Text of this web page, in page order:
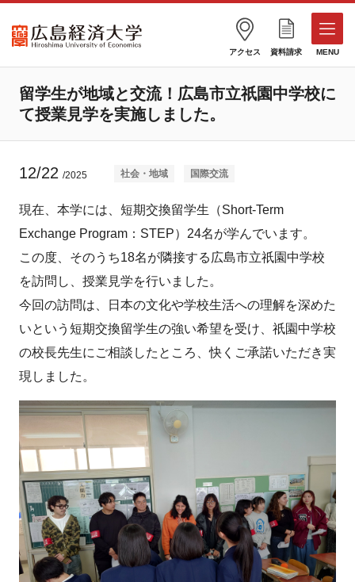
アクセス 資料請求 MENU
留学生が地域と交流！広島市立祇園中学校に
て授業見学を実施しました。
12/22 /2025 社会・地域 国際交流
現在、本学には、短期交換留学生（Short-Term
Exchange Program：STEP）24名が学んでいます。
この度、そのうち18名が隣接する広島市立祇園中学校
を訪問し、授業見学を行いました。
今回の訪問は、日本の文化や学校生活への理解を深めた
いという短期交換留学生の強い希望を受け、祇園中学校
の校長先生にご相談したところ、快くご承諾いただき実
現しました。